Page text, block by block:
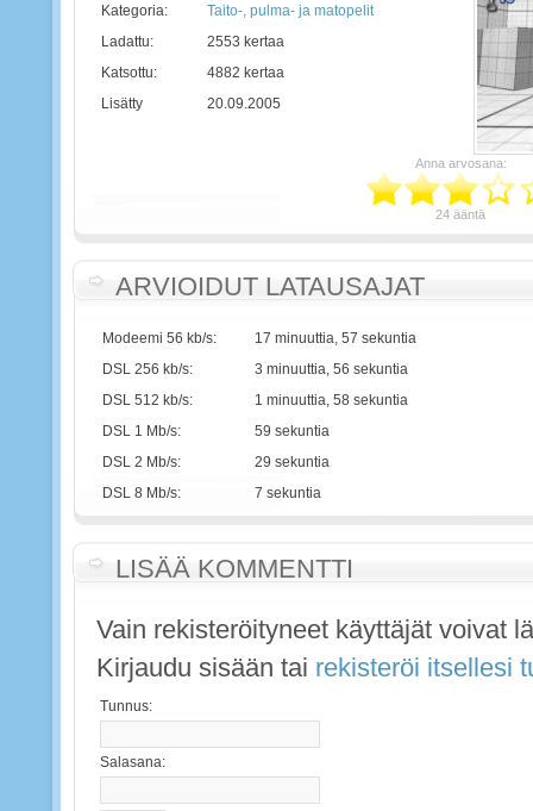
Kategoria:
Taito-, pulma- ja matopelit
Ladattu:
2553 kertaa
Katsottu:
4882 kertaa
Lisätty
20.09.2005
Anna arvosana:
24 ääntä
ARVIOIDUT LATAUSAJAT
Modeemi 56 kb/s:
17 minuuttia, 57 sekuntia
DSL 256 kb/s:
3 minuuttia, 56 sekuntia
DSL 512 kb/s:
1 minuuttia, 58 sekuntia
DSL 1 Mb/s:
59 sekuntia
DSL 2 Mb/s:
29 sekuntia
DSL 8 Mb/s:
7 sekuntia
LISÄÄ KOMMENTTI
Vain rekisteröityneet käyttäjät voivat
Kirjaudu sisään tai rekisteröi itsellesi
Tunnus:
Salasana: